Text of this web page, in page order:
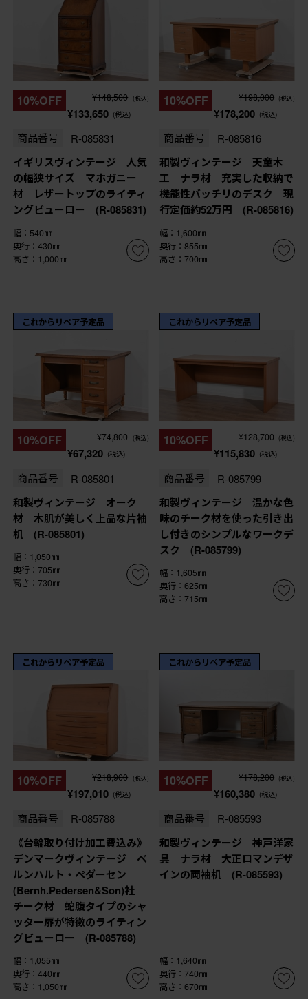
10%OFF ¥148,500 (税込)
¥133,650 (税込)
商品番号 R-085831
イギリスヴィンテージ 人気
の幅狭サイズ マホガニー
材 レザートップのライティ
ングビューロー (R-085831)
幅：540㎜
奥行：430㎜
高さ：1,000㎜
10%OFF ¥198,000 (税込)
¥178,200 (税込)
商品番号 R-085816
和製ヴィンテージ 天童木
工 ナラ材 充実した収納で
機能性バッチリのデスク 現
行定価約52万円 (R-085816)
幅：1,600㎜
奥行：855㎜
高さ：700㎜
これからリペア予定品
10%OFF ¥74,800 (税込)
¥67,320 (税込)
商品番号 R-085801
和製ヴィンテージ オーク
材 木肌が美しく上品な片袖
机 (R-085801)
幅：1,050㎜
奥行：705㎜
高さ：730㎜
これからリペア予定品
10%OFF ¥128,700 (税込)
¥115,830 (税込)
商品番号 R-085799
和製ヴィンテージ 温かな色
味のチーク材を使った引き出
し付きのシンプルなワークデ
スク (R-085799)
幅：1,605㎜
奥行：625㎜
高さ：715㎜
これからリペア予定品
10%OFF ¥218,900 (税込)
¥197,010 (税込)
商品番号 R-085788
《台輪取り付け加工費込み》
デンマークヴィンテージ ベ
ルンハルト・ペダーセン
(Bernh.Pedersen&Son)社
チーク材 蛇腹タイプのシャ
ッター扉が特徴のライティン
グビューロー (R-085788)
幅：1,055㎜
奥行：440㎜
高さ：1,050㎜
これからリペア予定品
10%OFF ¥178,200 (税込)
¥160,380 (税込)
商品番号 R-085593
和製ヴィンテージ 神戸洋家
具 ナラ材 大正ロマンデザ
インの両袖机 (R-085593)
幅：1,640㎜
奥行：740㎜
高さ：670㎜